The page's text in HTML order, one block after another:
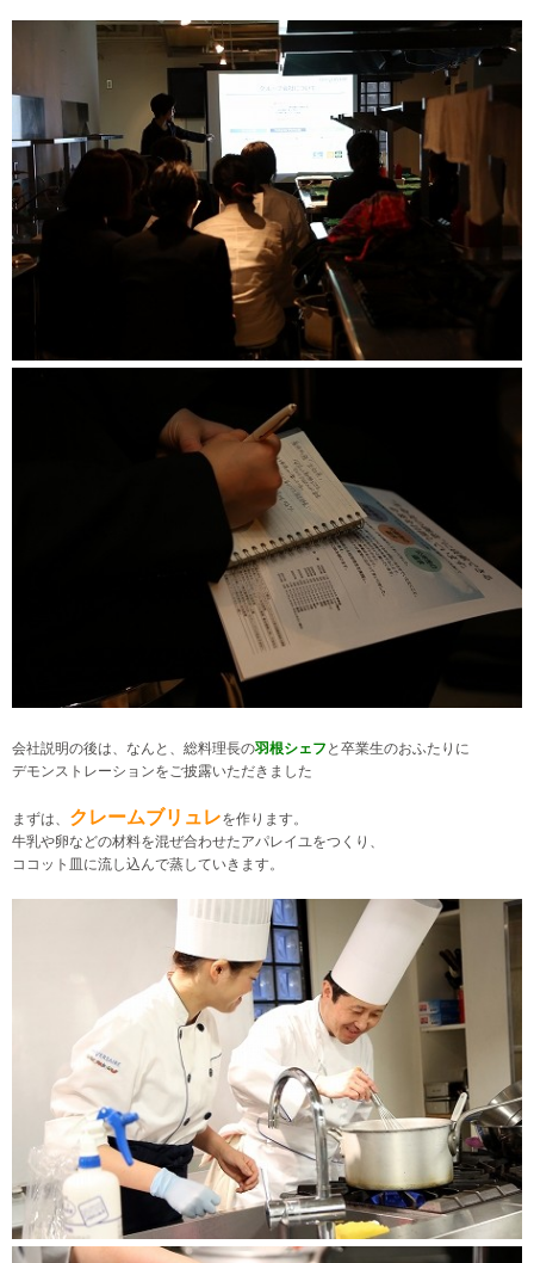
会社説明の後は、 なんと、総料理長の羽根シェフ と卒業生のおふたりに
デモンストレーションをご披露いただきました
まずは、 クレームブリュレを作ります。
牛乳や卵などの材料を混ぜ合わせたアパレイユをつくり、
ココット皿に流し込んで蒸していきます。